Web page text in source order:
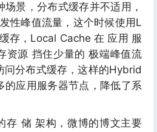
场景，分布式缓存并不适用，
性峰值流量，这个时候使用L
存，Local Cache 在 应用 服
资源 挡住少量的 极端峰值流
问分布式缓存，这样的Hybrid
的应用服务器节点，降低了系
存 储 架构，微博的博文主要